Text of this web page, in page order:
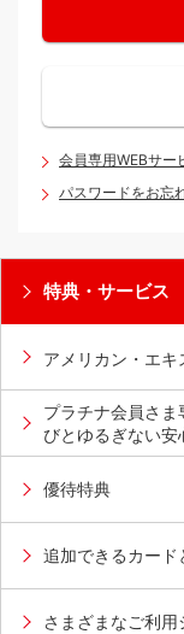
会員専用WEBサ
パスワードをお忘
特典・サービス
アメリカン・エキ
プラチナ会員さ
びとゆるぎない安
優待特典
追加できるカード
さまざまなご利用